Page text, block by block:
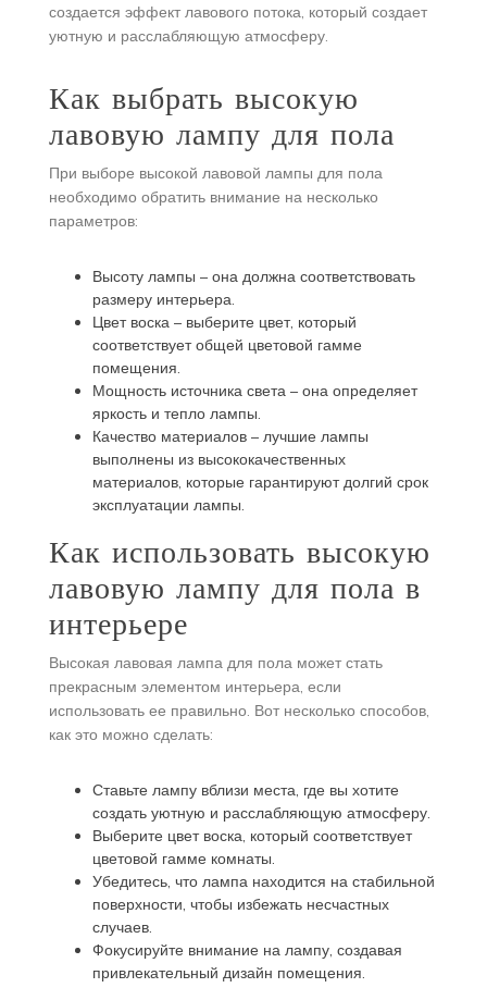
создается эффект лавового потока, который создает
уютную и расслабляющую атмосферу.
Как выбрать высокую
лавовую лампу для пола
При выборе высокой лавовой лампы для пола
необходимо обратить внимание на несколько
параметров:
Высоту лампы – она должна соответствовать
размеру интерьера.
Цвет воска – выберите цвет, который
соответствует общей цветовой гамме
помещения.
Мощность источника света – она определяет
яркость и тепло лампы.
Качество материалов – лучшие лампы
выполнены из высококачественных
материалов, которые гарантируют долгий срок
эксплуатации лампы.
Как использовать высокую
лавовую лампу для пола в
интерьере
Высокая лавовая лампа для пола может стать
прекрасным элементом интерьера, если
использовать ее правильно. Вот несколько способов,
как это можно сделать:
Ставьте лампу вблизи места, где вы хотите
создать уютную и расслабляющую атмосферу.
Выберите цвет воска, который соответствует
цветовой гамме комнаты.
Убедитесь, что лампа находится на стабильной
поверхности, чтобы избежать несчастных
случаев.
Фокусируйте внимание на лампу, создавая
привлекательный дизайн помещения.